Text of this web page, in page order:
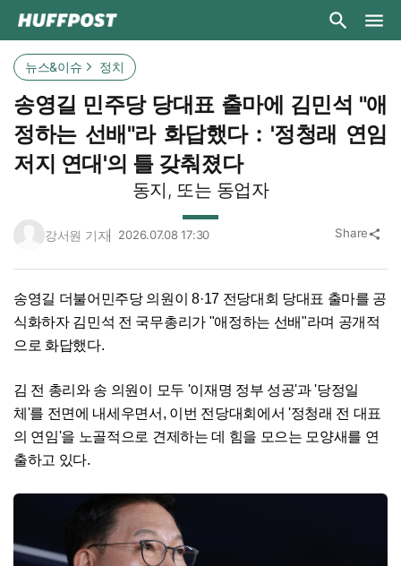
뉴스&이슈 정치
송영길 민주당 당대표 출마에 김민석 "애
정하는 선배"라 화답했다 : '정청래 연임
저지 연대'의 틀 갖춰졌다
동지, 또는 동업자
강서원 기자 2026.07.08 17:30 Share share
송영길 더불어민주당 의원이 8·17 전당대회 당대표 출마를 공
식화하자 김민석 전 국무총리가 "애정하는 선배"라며 공개적
으로 화답했다.
김 전 총리와 송 의원이 모두 '이재명 정부 성공'과 '당정일
체'를 전면에 내세우면서, 이번 전당대회에서 '정청래 전 대표
의 연임'을 노골적으로 견제하는 데 힘을 모으는 모양새를 연
출하고 있다.